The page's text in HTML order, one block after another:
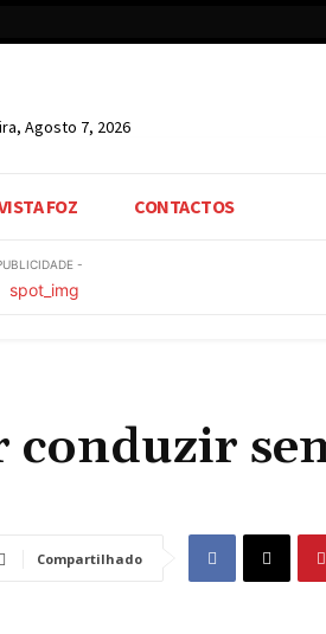
Agosto 7, 2026
FOZ CONTACTOS
-
conduzir
Compartilhado